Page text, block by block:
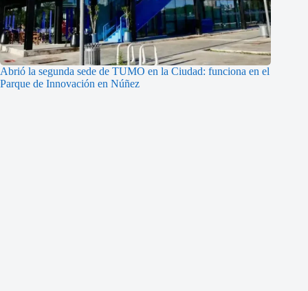
Abrió la segunda sede de TUMO en la Ciudad: funciona en el
Parque de Innovación en Núñez